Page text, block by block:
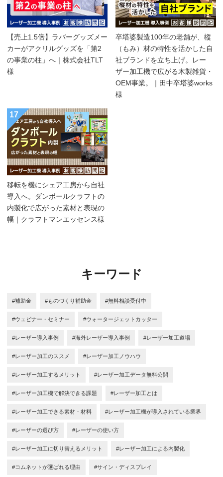
【売上1.5倍】ラバーグッズメー
カーがアクリルグッズを「第2
の事業の柱」へ｜株式会社TLT
様
卒塔婆製造100年の老舗が、樅
（もみ）材の特性を活かした自
社ブランドを立ち上げ。レー
ザー加工機で広がる木製雑貨・
OEM事業。｜田中卒塔婆works
様
17
移転を機にシェア工房から自社
導入へ。ダンボールクラフトの
内製化で広がった素材と表現の
幅｜クラフトマンエッセンス様
キーワード
#補助金 #ものづくり補助金 #無料相談受付中
#ウェビナー・セミナー #ウォータージェットカッター
#レーザー導入事例 #海外レーザー導入事例 #レーザー加工道場
#レーザー加工のススメ #レーザー加工ノウハウ
#レーザー加工するメリット #レーザー加工データ無料公開
#レーザー加工機で解決できる課題 #レーザー加工とは
#レーザー加工できる素材・材料 #レーザー加工機が導入されている業界
#レーザーの選び方 #レーザーの使い方
#レーザー加工に切り替えるメリット #レーザー加工による内製化
#コムネットが選ばれる理由 #サイン・ディスプレイ